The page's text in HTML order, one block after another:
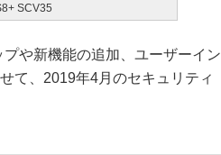
SCV35
や新機能の追加、ユーザーイン
て、2019年4月のセキュリティ